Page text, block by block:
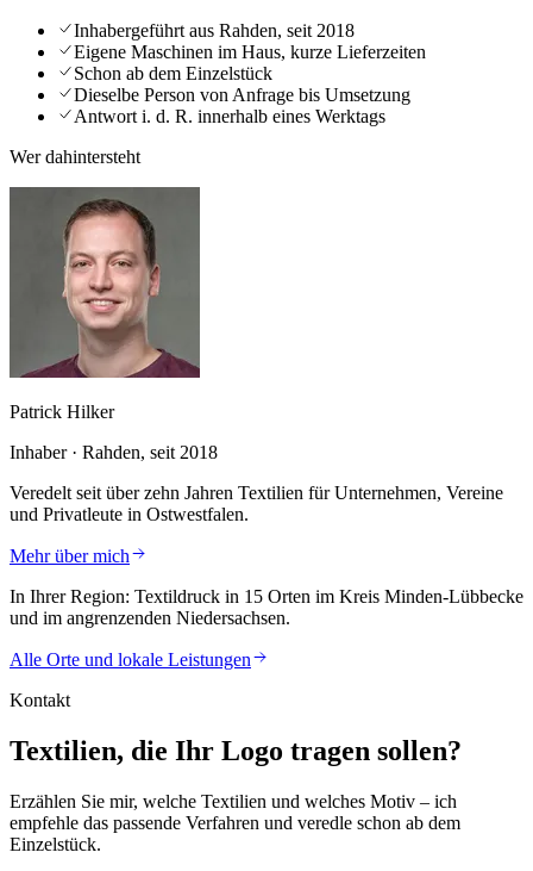
Inhabergeführt aus Rahden, seit 2018
Eigene Maschinen im Haus, kurze Lieferzeiten
Schon ab dem Einzelstück
Dieselbe Person von Anfrage bis Umsetzung
Antwort i. d. R. innerhalb eines Werktags
Wer dahintersteht
Patrick Hilker
Inhaber · Rahden, seit 2018
Veredelt seit über zehn Jahren Textilien für Unternehmen, Vereine
und Privatleute in Ostwestfalen.
Mehr über mich
In Ihrer Region: Textildruck in 15 Orten im Kreis Minden-Lübbecke
und im angrenzenden Niedersachsen.
Alle Orte und lokale Leistungen
Kontakt
Textilien, die Ihr Logo tragen sollen?
Erzählen Sie mir, welche Textilien und welches Motiv – ich
empfehle das passende Verfahren und veredle schon ab dem
Einzelstück.